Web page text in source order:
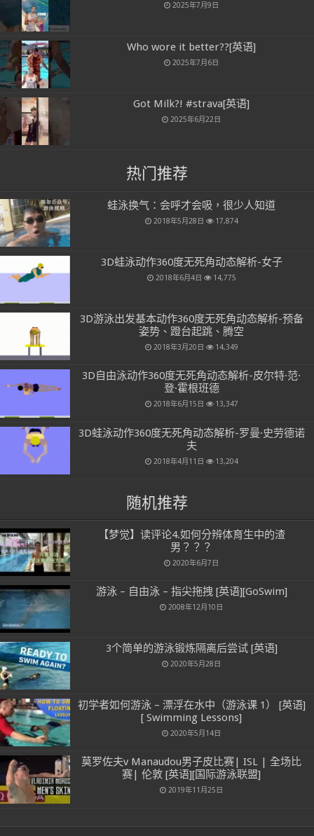
2025年7月9日
Who wore it better??[英语]
2025年7月6日
Got Milk?! #strava[英语]
2025年6月22日
热门推荐
蛙泳换气：会呼才会吸，很少人知道
2018年5月28日 17,874
3D蛙泳动作360度无死角动态解析-女子
2018年6月4日 14,775
3D游泳出发基本动作360度无死角动态解析-预备
姿势、蹬台起跳、腾空
2018年3月20日 14,349
3D自由泳动作360度无死角动态解析-皮尔特·范·
登·霍根班德
2018年6月15日 13,347
3D蛙泳动作360度无死角动态解析-罗曼·史劳德诺
夫
2018年4月11日 13,204
随机推荐
【梦觉】读评论4.如何分辨体育生中的渣
男？？？
2020年6月7日
游泳 – 自由泳 – 指尖拖拽 [英语][GoSwim]
2008年12月10日
3个简单的游泳锻炼隔离后尝试 [英语]
2020年5月28日
初学者如何游泳 – 漂浮在水中（游泳课 1） [英语]
[ Swimming Lessons]
2020年5月14日
莫罗佐夫v Manaudou男子皮比赛| ISL | 全场比
赛| 伦敦 [英语][国际游泳联盟]
2019年11月25日